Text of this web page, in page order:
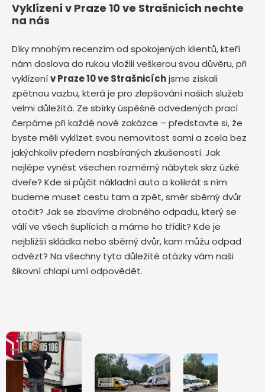
Vyklízení v Praze 10 ve Strašnicích nechte
na nás
Díky mnohým recenzím od spokojených klientů, kteří
nám doslova do rukou vložili veškerou svou důvěru, při
vyklízenív Praze 10 ve Strašnicíchjsme získali
zpětnou vazbu, která je pro zlepšování našich služeb
velmi důležitá. Ze sbírky úspěšně odvedených prací
čerpáme při každé nové zakázce – představte si, že
byste měli vyklízet svou nemovitost sami a zcela bez
jakýchkoliv předem nasbíraných zkušeností. Jak
nejlépe vynést všechen rozměrný nábytek skrz úzké
dveře? Kde si půjčit nákladní auto a kolikrát s ním
budeme muset cestu tam a zpět, směr sběrný dvůr
otočit? Jak se zbavíme drobného odpadu, který se
válí ve všech šuplících a máme ho třídit? Kde je
nejbližší skládka nebo sběrný dvůr, kam můžu odpad
odvézt? Na všechny tyto důležité otázky vám naši
šikovní chlapi umí odpovědět.